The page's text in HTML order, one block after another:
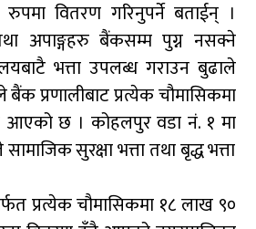
रुपमा वितरण गरिनुपर्ने बताईन् ।
अपाङ्गहरु बैंकसम्म पुग्न नसक्ने
भत्ता उपलब्ध गराउन बुढाले
प्रणालीबाट प्रत्येक चौमासिकमा
आएको छ । कोहलपुर वडा नं. १ मा
सुरक्षा भत्ता तथा बृद्ध भत्ता
प्रत्येक चौमासिकमा १८ लाख ९०